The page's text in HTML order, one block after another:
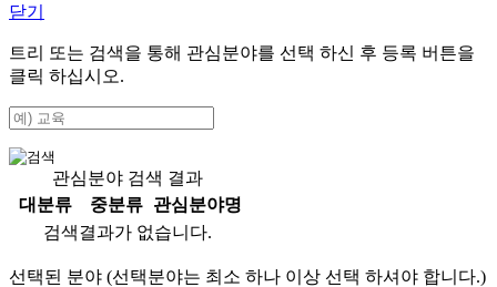
닫기
트리 또는 검색을 통해 관심분야를 선택 하신 후 등록 버튼을
클릭 하십시오.
관심분야 검색 결과
대분류
중분류
관심분야명
검색결과가 없습니다.
선택된 분야 (선택분야는 최소 하나 이상 선택 하셔야 합니다.)